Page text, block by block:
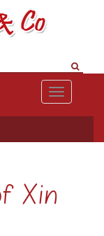
Toggle
navigation
Xin